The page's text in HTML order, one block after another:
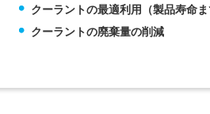
クーラントの最適利用（製品寿命ま
クーラントの廃棄量の削減